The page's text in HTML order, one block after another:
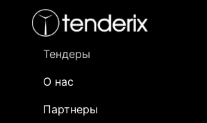
Тендеры
О нас
Партнеры
- активный лот
- сохраненный лот (не опубликован)